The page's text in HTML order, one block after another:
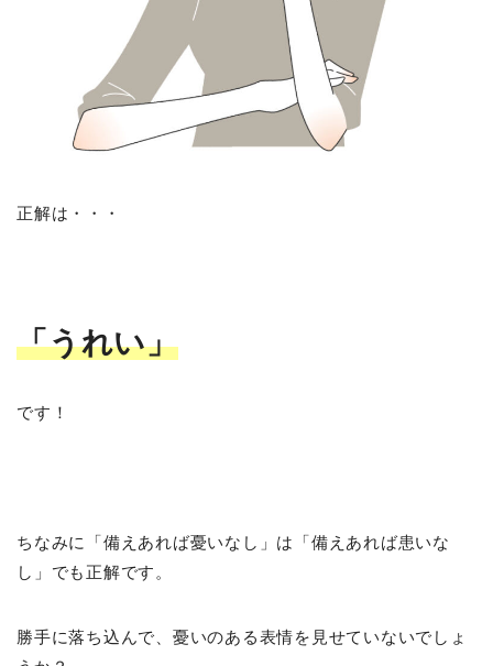
正解は・・・
「うれい」
です！
ちなみに「備えあれば憂いなし」は「備えあれば患いな
し」でも正解です。
勝手に落ち込んで、憂いのある表情を見せていないでしょ